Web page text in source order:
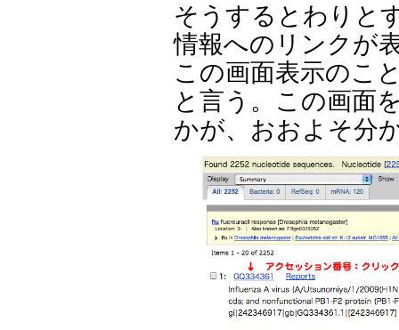
そうするとわりと
情報へのリンクが
この画面表示のこ
と言う。この画面
かが、おおよそ分